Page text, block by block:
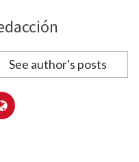
See author's posts